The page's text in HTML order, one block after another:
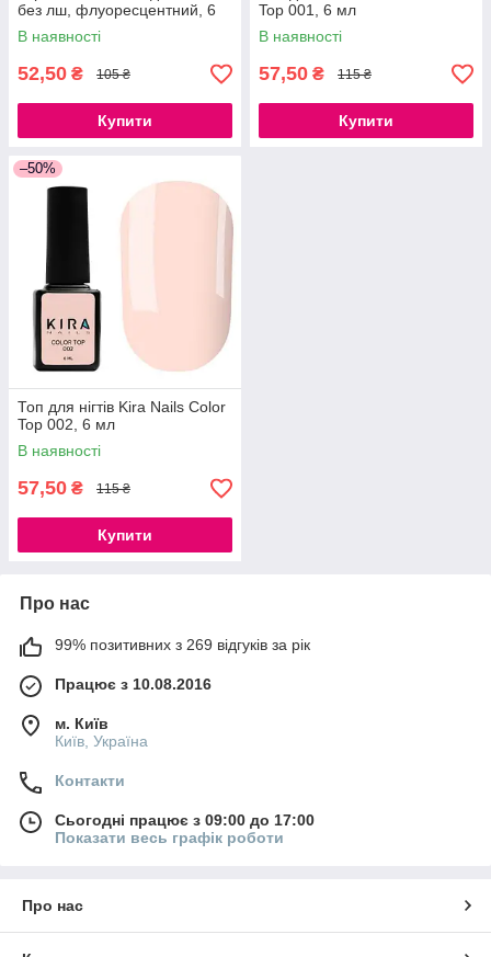
без лш, флуоресцентний, 6
мл
В наявності
52,50 ₴ 105 ₴
Купити
Top 001, 6 мл
В наявності
57,50 ₴ 115 ₴
Купити
–50%
Топ для нігтів Kira Nails Color
Top 002, 6 мл
В наявності
57,50 ₴ 115 ₴
Купити
Про нас
99% позитивних з 269 відгуків за рік
Працює з 10.08.2016
м. Київ
Київ, Україна
Контакти
Сьогодні працює з 09:00 до 17:00
Показати весь графік роботи
Про нас